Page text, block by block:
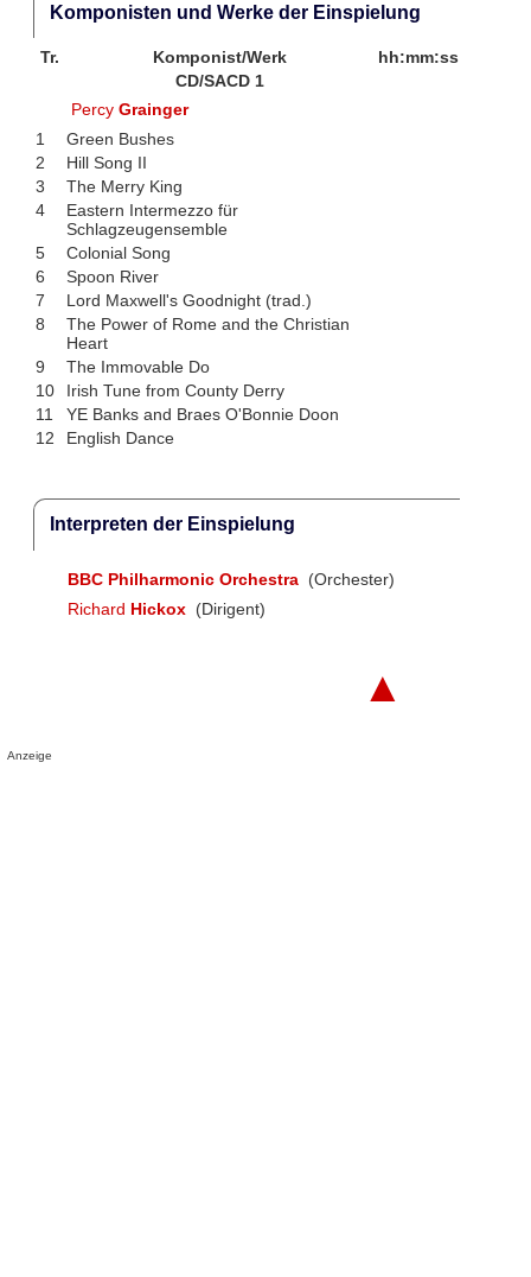
Komponisten und Werke der Einspielung
Tr. Komponist/Werk
hh:mm:ss
CD/SACD 1
PercyGrainger
1
Green Bushes
2
Hill Song II
3
The Merry King
4
Eastern Intermezzo für
Schlagzeugensemble
5
Colonial Song
6
Spoon River
7
Lord Maxwell's Goodnight (trad.)
8
The Power of Rome and the Christian
Heart
9
The Immovable Do
10
Irish Tune from County Derry
11
YE Banks and Braes O'Bonnie Doon
12
English Dance
Interpreten der Einspielung
BBC Philharmonic Orchestra (Orchester)
Richard Hickox (Dirigent)
▲
Anzeige